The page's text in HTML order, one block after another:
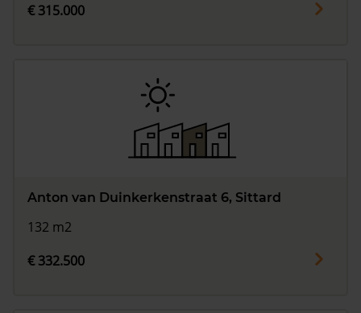
€ 315.000
Anton van Duinkerkenstraat 6, Sittard
132 m2
€ 332.500